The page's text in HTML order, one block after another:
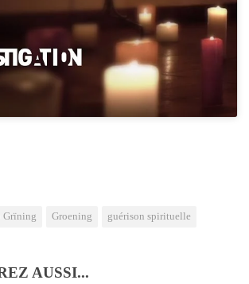
Grïning Groening guérison spirituelle
AUSSI...